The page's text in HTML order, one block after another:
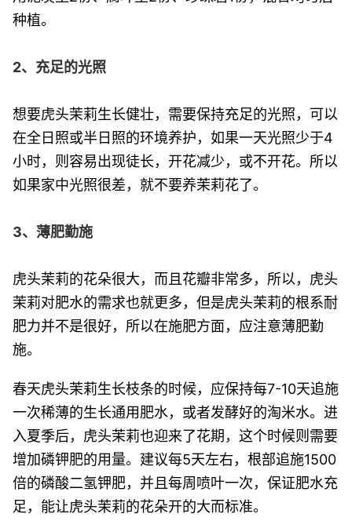
种植。
2、充足的光照
想要虎头茉莉生长健壮，需要保持充足的光照，可以
在全日照或半日照的环境养护，如果一天光照少于4
小时，则容易出现徒长，开花减少，或不开花。所以
如果家中光照很差，就不要养茉莉花了。
3、薄肥勤施
虎头茉莉的花朵很大，而且花瓣非常多，所以，虎头
茉莉对肥水的需求也就更多，但是虎头茉莉的根系耐
肥力并不是很好，所以在施肥方面，应注意薄肥勤
施。
春天虎头茉莉生长枝条的时候，应保持每7-10天追施
一次稀薄的生长通用肥水，或者发酵好的淘米水。进
入夏季后，虎头茉莉也迎来了花期，这个时候则需要
增加磷钾肥的用量。建议每5天左右，根部追施1500
倍的磷酸二氢钾肥，并且每周喷叶一次，保证肥水充
足，能让虎头茉莉的花朵开的大而标准。